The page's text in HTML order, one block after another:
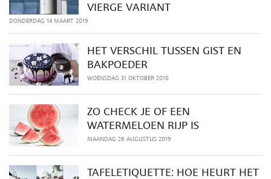
VIERGE VARIANT
DONDERDAG 14 MAART 2019
HET VERSCHIL TUSSEN GIST EN
BAKPOEDER
WOENSDAG 31 OKTOBER 2018
ZO CHECK JE OF EEN
WATERMELOEN RIJP IS
MAANDAG 26 AUGUSTUS 2019
TAFELETIQUETTE: HOE HEURT HET